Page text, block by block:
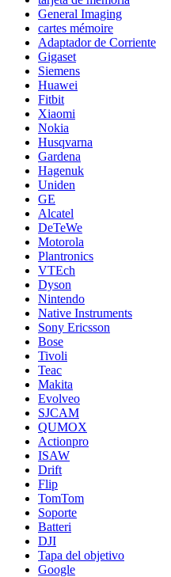
General Imaging
cartes mémoire
Adaptador de Corriente
Gigaset
Siemens
Huawei
Fitbit
Xiaomi
Nokia
Husqvarna
Gardena
Hagenuk
Uniden
GE
Alcatel
DeTeWe
Motorola
Plantronics
VTEch
Dyson
Nintendo
Native Instruments
Sony Ericsson
Bose
Tivoli
Teac
Makita
Evolveo
SJCAM
QUMOX
Actionpro
ISAW
Drift
Flip
TomTom
Soporte
Batteri
DJI
Tapa del objetivo
Google